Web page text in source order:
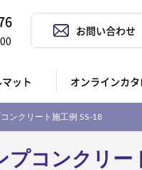
お問い合わせ
ット オンラインカ
ンクリート施工例 SS-18
コンクリー